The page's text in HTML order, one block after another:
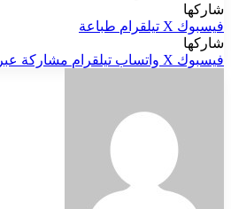
شاركها
فيسبوك ‫X تيلقرام طباعة
شاركها
فيسبوك ‫X واتساب تيلقرام مشاركة عبر